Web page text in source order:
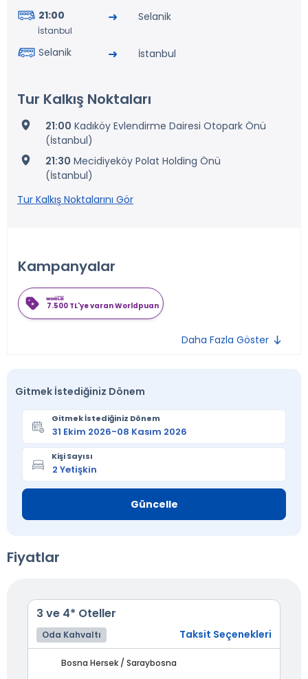
21:00
İstanbul
Selanik
Selanik İstanbul
Tur Kalkış Noktaları
21:00 Kadıköy Evlendirme Dairesi Otopark Önü
(İstanbul)
21:30 Mecidiyeköy Polat Holding Önü
(İstanbul)
Tur Kalkış Noktalarını Gör
Kampanyalar
7.500 TL'ye varan Worldpuan
Daha Fazla Göster
Gitmek İstediğiniz Dönem
Gitmek İstediğiniz Dönem
Kişi Sayısı
Güncelle
Fiyatlar
3 ve 4* Oteller
Oda Kahvaltı Taksit Seçenekleri
Bosna Hersek / Saraybosna